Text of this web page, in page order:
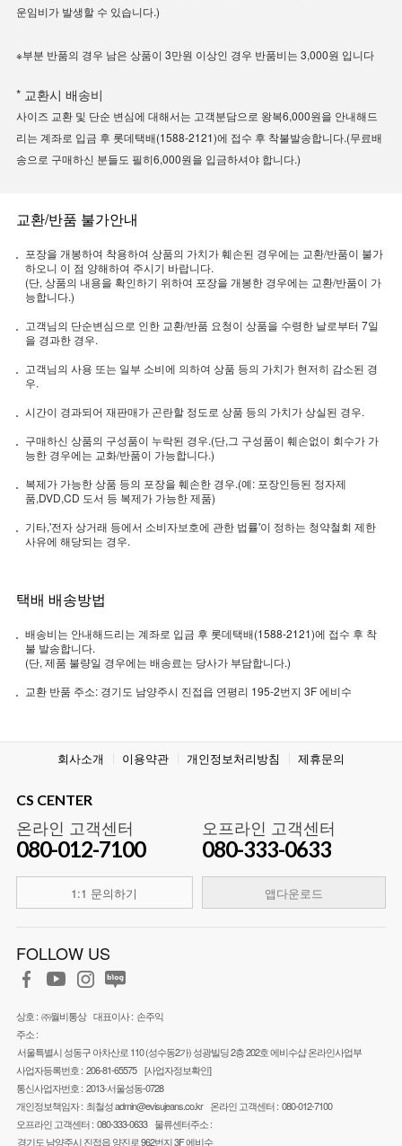
운임비가 발생할 수 있습니다.)
※부분 반품의 경우 남은 상품이 3만원 이상인 경우 반품비는 3,000원 입니다
* 교환시 배송비
사이즈 교환 및 단순 변심에 대해서는 고객분담으로 왕복6,000원을 안내해드
리는 계좌로 입금 후 롯데택배(1588-2121)에 접수 후 착불발송합니다.(무료배
송으로 구매하신 분들도 필히6,000원을 입금하셔야 합니다.)
교환/반품 불가안내
포장을 개봉하여 착용하여 상품의 가치가 훼손된 경우에는 교환/반품이 불가
하오니 이 점 양해하여 주시기 바랍니다.
(단, 상품의 내용을 확인하기 위하여 포장을 개봉한 경우에는 교환/반품이 가
능합니다.)
고객님의 단순변심으로 인한 교환/반품 요청이 상품을 수령한 날로부터 7일
을 경과한 경우.
고객님의 사용 또는 일부 소비에 의하여 상품 등의 가치가 현저히 감소된 경
우.
시간이 경과되어 재판매가 곤란할 정도로 상품 등의 가치가 상실된 경우.
구매하신 상품의 구성품이 누락된 경우.(단,그 구성품이 훼손없이 회수가 가
능한 경우에는 교화/반품이 가능합니다.)
복제가 가능한 상품 등의 포장을 훼손한 경우.(예: 포장인등된 정자제
품,DVD,CD 도서 등 복제가 가능한 제품)
기타,'전자 상거래 등에서 소비자보호에 관한 법률'이 정하는 청약철회 제한
사유에 해당되는 경우.
택배 배송방법
배송비는 안내해드리는 계좌로 입금 후 롯데택배(1588-2121)에 접수 후 착
불 발송합니다.
(단, 제품 불량일 경우에는 배송료는 당사가 부담합니다.)
교환 반품 주소: 경기도 남양주시 진접읍 연평리 195-2번지 3F 에비수
회사소개 이용약관 개인정보처리방침 제휴문의
CS CENTER
온라인 고객센터
080-012-7100
1:1 문의하기
오프라인 고객센터
080-333-0633
앱다운로드
FOLLOW US
상호 : ㈜월비통상 대표이사 : 손주익
주소 :
서울특별시 성동구 아차산로 110 (성수동2가) 성광빌딩 2층 202호 에비수샵 온라인사업부
사업자등록번호 : 206-81-65575 [사업자정보확인]
통신사업자번호 : 2013-서울성동-0728
개인정보책임자 : 최철성admin@evisujeans.co.kr 온라인 고객센터 : 080-012-7100
오프라인 고객센터 : 080-333-0633 물류센터주소 :
경기도 남양주시 진접읍 양진로 962번지 3F 에비수